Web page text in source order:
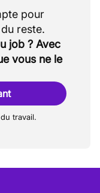
pour
job ? Avec
vous ne le
travail.